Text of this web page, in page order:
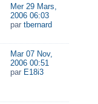
Mer 29 Mars,
2006 06:03
par tbernard
Mar 07 Nov,
2006 00:51
par E18i3